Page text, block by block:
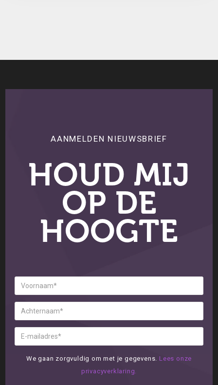
AANMELDEN NIEUWSBRIEF
HOUD MIJ
OP DE
HOOGTE
We gaan zorgvuldig om met je gegevens. Lees onze
privacyverklaring.